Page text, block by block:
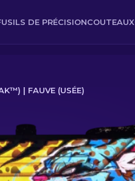
DE PRÉCISIONCOUTEAUX
| FAUVE (USÉE)
(Usée)